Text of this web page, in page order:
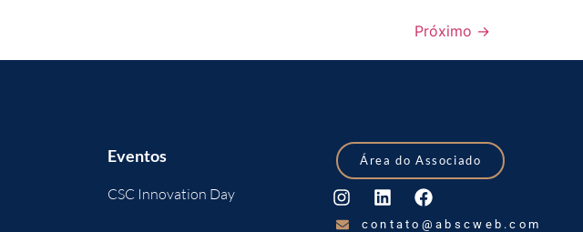
Próximo →
Eventos
CSC Innovation Day
Área do Associado
contato@abscweb.com